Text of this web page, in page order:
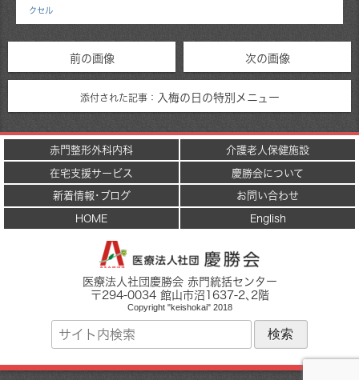
クセル
前の画像 次の画像
添付された記事： 入梅の日の特別メニュー
赤門整形外科内科
介護老人保健施設
在宅支援サービス
慶勝会について
新着情報･ブログ
お問い合わせ
HOME
English
医療法人社団慶勝会 赤門統括センター
〒294-0034 館山市沼1637-2､2階
Copyright "keishokai" 2018
サ
ト
検